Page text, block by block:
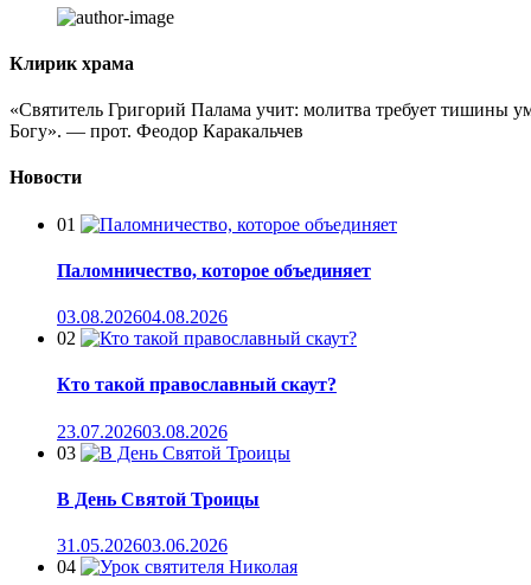
Клирик храма
«Святитель Григорий Палама учит: молитва требует тишины
Богу». — прот. Феодор Каракальчев
Новости
01
Паломничество, которое объединяет
03.08.202604.08.2026
02
Кто такой православный скаут?
23.07.202603.08.2026
03
В День Святой Троицы
31.05.202603.06.2026
04